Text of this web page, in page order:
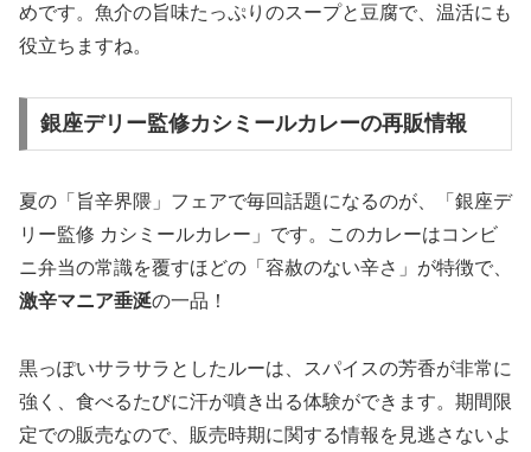
めです。魚介の旨味たっぷりのスープと豆腐で、温活にも
役立ちますね。
銀座デリー監修カシミールカレーの再販情報
夏の「旨辛界隈」フェアで毎回話題になるのが、「銀座デ
リー監修 カシミールカレー」です。このカレーはコンビ
ニ弁当の常識を覆すほどの「容赦のない辛さ」が特徴で、
激辛マニア垂涎の一品！
黒っぽいサラサラとしたルーは、スパイスの芳香が非常に
強く、食べるたびに汗が噴き出る体験ができます。期間限
定での販売なので、販売時期に関する情報を見逃さないよ